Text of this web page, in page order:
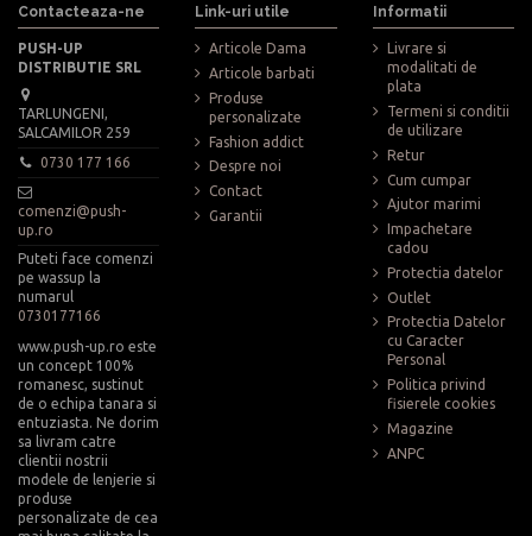
Contacteaza-ne
PUSH-UP
DISTRIBUTIE SRL
TARLUNGENI,
SALCAMILOR 259
0730 177 166
comenzi@push-
up.ro
Puteti face comenzi
pe wassup la
numarul
0730177166
www.push-up.ro este
un concept 100%
romanesc, sustinut
de o echipa tanara si
entuziasta. Ne dorim
sa livram catre
clientii nostrii
modele de lenjerie si
produse
personalizate de cea
Link-uri utile
Articole Dama
Articole barbati
Produse
personalizate
Fashion addict
Despre noi
Contact
Garantii
Informatii
Livrare si
modalitati de
plata
Termeni si conditii
de utilizare
Retur
Cum cumpar
Ajutor marimi
Impachetare
cadou
Protectia datelor
Outlet
Protectia Datelor
cu Caracter
Personal
Politica privind
fisierele cookies
Magazine
ANPC